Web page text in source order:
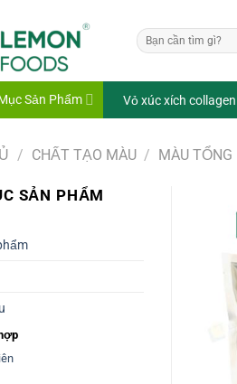
Tìm
kiếm:
Sản Phẩm Vỏ xúc xích collagen
/ CHẤT TẠO MÀU / MÀU
SẢN PHẨM